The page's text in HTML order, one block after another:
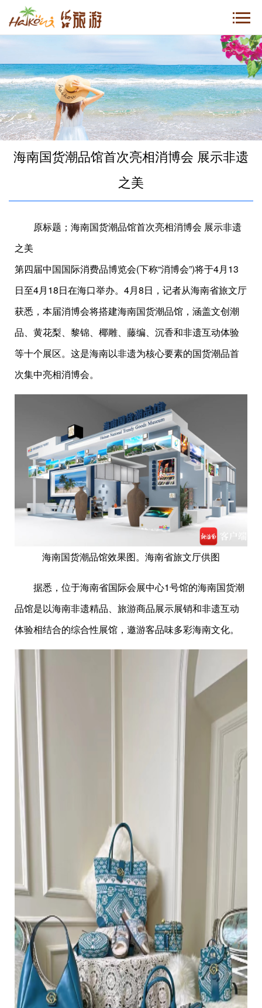
海南国货潮品馆首次亮相消博会 展示非遗
之美
原标题；海南国货潮品馆首次亮相消博会 展示非遗
之美
第四届中国国际消费品博览会(下称“消博会”)将于4月13
日至4月18日在海口举办。4月8日，记者从海南省旅文厅
获悉，本届消博会将搭建海南国货潮品馆，涵盖文创潮
品、黄花梨、黎锦、椰雕、藤编、沉香和非遗互动体验
等十个展区。这是海南以非遗为核心要素的国货潮品首
次集中亮相消博会。
海南国货潮品馆效果图。海南省旅文厅供图
据悉，位于海南省国际会展中心1号馆的海南国货潮
品馆是以海南非遗精品、旅游商品展示展销和非遗互动
体验相结合的综合性展馆，邀游客品味多彩海南文化。